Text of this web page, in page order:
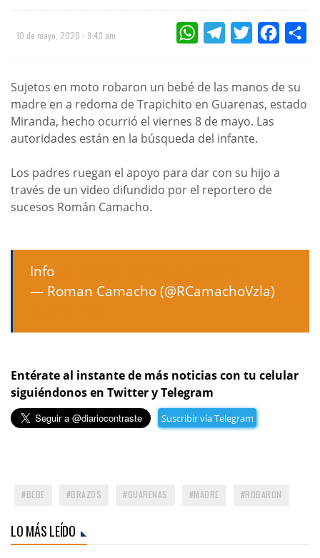
10 de mayo, 2020 - 9:43 am WHATSAPPTELEGRAMTWITTER
Sujetos en moto robaron un bebé de las manos de su
madre en a redoma de Trapichito en Guarenas, estado
Miranda, hecho ocurrió el viernes 8 de mayo. Las
autoridades están en la búsqueda del infante.
Los padres ruegan el apoyo para dar con su hijo a
través de un video difundido por el reportero de
sucesos Román Camacho.
Info
— Roman Camacho (@RCamachoVzla)
Entérate al instante de más noticias con tu celular
siguiéndonos en Twitter y Telegram
Suscribir vía Telegram
BEBE BRAZOS GUARENAS MADRE ROBARON
LO MÁS LEÍDO